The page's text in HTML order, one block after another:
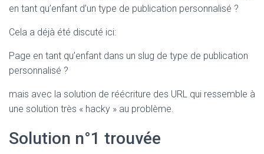
en tant qu’enfant d’un type de publication personnalisé ?
Cela a déjà été discuté ici:
Page en tant qu’enfant dans un slug de type de publication
personnalisé ?
mais avec la solution de réécriture des URL qui ressemble à
une solution très « hacky » au problème.
Solution n°1 trouvée